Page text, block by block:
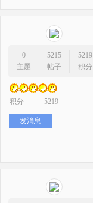
0
主题
5215
帖子
5219
积分
积分 5219
发消息